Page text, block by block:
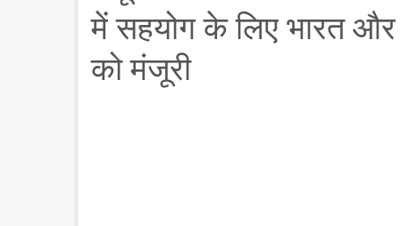
में सहयोग के लिए भारत
को मंजूरी